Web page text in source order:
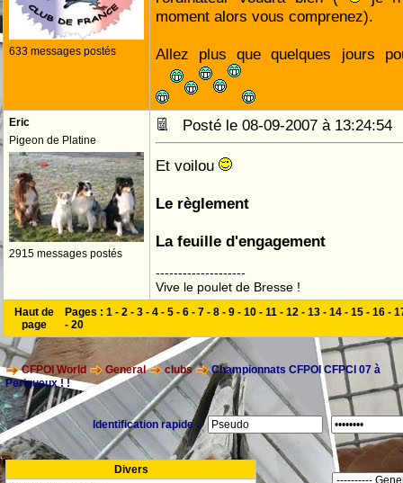
633 messages postés
moment alors vous comprenez).
Allez plus que quelques jours
Eric
Pigeon de Platine
2915 messages postés
Posté le 08-09-2007 à
Et voilou
Le règlement
La feuille d'engagement
--------------------
Vive le poulet de Bresse !
Haut de
page
Pages : 1 - 2 - 3 - 4 - 5 - 6 - 7 - 8 - 9 - 10 - 11 - 12 - 13 - 14 - 15 - 16 -
- 20
CFPOI World General clubs
Championnats CFPOI CFPCI 07 à
Perigueux ! !
Identification rapide :
Divers